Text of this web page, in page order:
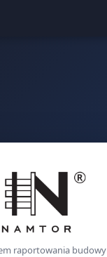
raportowania budowy